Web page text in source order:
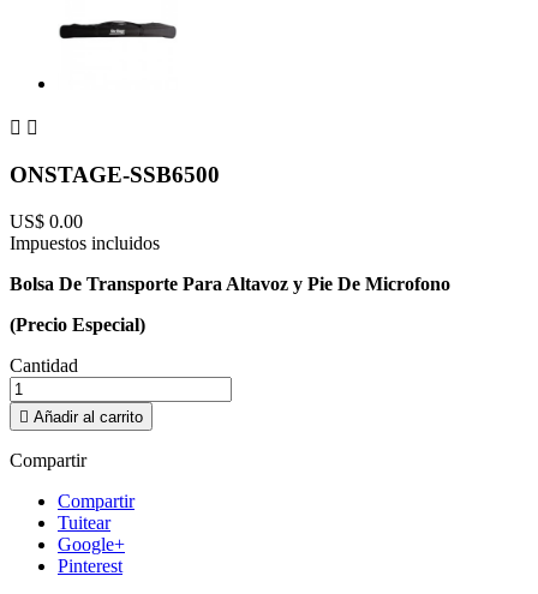
 
ONSTAGE-SSB6500
US$ 0.00
Impuestos incluidos
Bolsa De Transporte Para Altavoz y Pie De Microfono
(Precio Especial)
Cantidad
 Añadir al carrito
Compartir
Compartir
Tuitear
Google+
Pinterest